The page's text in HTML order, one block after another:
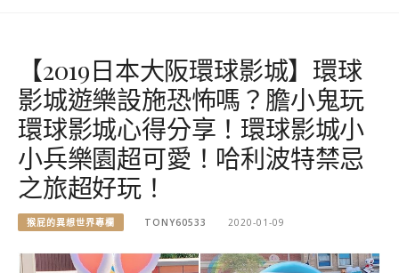
【2019日本大阪環球影城】環球
影城遊樂設施恐怖嗎？膽小鬼玩
環球影城心得分享！環球影城小
小兵樂園超可愛！哈利波特禁忌
之旅超好玩！
猴屁的異想世界專欄 TONY60533 2020-01-09